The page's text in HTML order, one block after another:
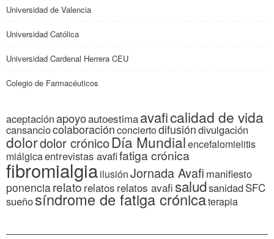
Universidad de Valencia
Universidad Católica
Universidad Cardenal Herrera CEU
Colegio de Farmacéuticos
aceptaciónapoyoautoestimaavaficalidad de vida
cansanciocolaboraciónconciertodifusióndivulgación
dolordolor crónicoDía Mundialencefalomielitis
miálgicaentrevistas avafifatiga crónica
fibromialgiailusiónJornada Avafi manifiesto
ponenciarelato relatos relatos avafisaludsanidadSFC
sueñosíndrome de fatiga crónicaterapia